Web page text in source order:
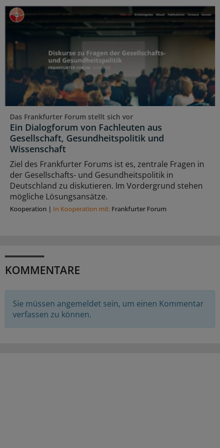
Das Frankfurter Forum stellt sich vor
Ein Dialogforum von Fachleuten aus
Gesellschaft, Gesundheitspolitik und
Wissenschaft
Ziel des Frankfurter Forums ist es, zentrale Fragen in
der Gesellschafts- und Gesundheitspolitik in
Deutschland zu diskutieren. Im Vordergrund stehen
mögliche Lösungsansätze.
Kooperation | In Kooperation mit: Frankfurter Forum
KOMMENTARE
Sie müssen angemeldet sein, um einen Kommentar
verfassen zu können.